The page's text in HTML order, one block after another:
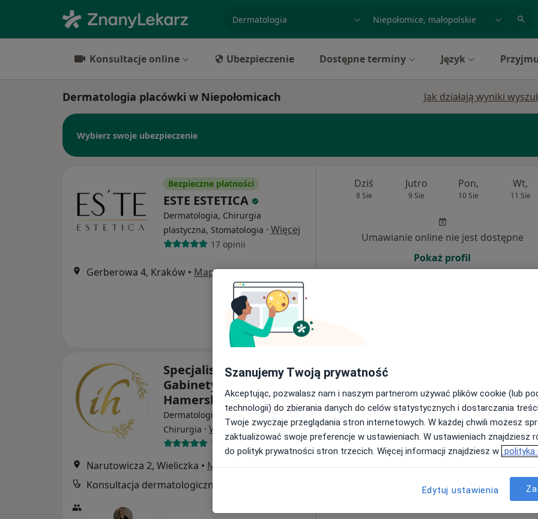
Konsultacje online Ubezpieczenie Dostępne terminy Język
Dermatologia placówki w Niepołomicach Jak działają wyniki
Wybierz swoje ubezpieczenie
Bezpieczne płatności
ESTE ESTETICA
Dermatologia, Chirurgia
plastyczna, Stomatologia · Więcej
17 opinii
Gerberowa 4, Kraków • Mapa
Dziś
8 Sie
Jutro
9 Sie
Pon,
10 Sie
Wt,
11 Sie
Umawianie online nie jest dostępne
Pokaż profil
Specjalistyczne
Gabinety Medyczne
Hamerski & Inglot
Dermatologia, Psychologia,
Chirurgia · Więcej
1526 opinii
Narutowicza 2, Wieliczka • Mapa
Konsultacja dermatologiczna
Dziś
Umawianie online nie jest dostępne
Pokaż profil
Szanujemy Twoją prywatność
Akceptując, pozwalasz nam i naszym partnerom używać plików cookie (lub
technologii) do zbierania danych do celów statystycznych i dostarczania
Twoje zwyczaje przeglądania stron internetowych. W każdej chwili możesz
zaktualizować swoje preferencje w ustawieniach. W ustawieniach znajdziesz
do polityk prywatności stron trzecich. Więcej informacji znajdziesz w polityka
Edytuj ustawienia